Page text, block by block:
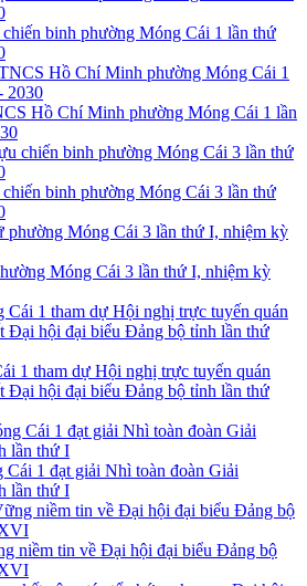
binh phường Móng Cái 1 lần thứ
Hồ Chí Minh phường Móng Cái 1 lần
binh phường Móng Cái 3 lần thứ
Móng Cái 3 lần thứ I, nhiệm kỳ
1 tham dự Hội nghị trực tuyến quán
Đại hội đại biểu Đảng bộ tỉnh lần thứ
1 đạt giải Nhì toàn đoàn Giải
lần thứ I
niềm tin về Đại hội đại biểu Đảng bộ